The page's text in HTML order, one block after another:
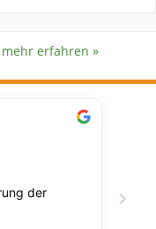
mehr erfahren »